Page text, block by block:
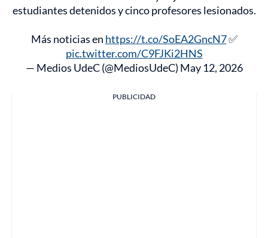
estudiantes detenidos y cinco profesores lesionados.
Más noticias en https://t.co/SoEA2GncN7✅
pic.twitter.com/C9FJKi2HNS
— Medios UdeC (@MediosUdeC) May 12, 2026
PUBLICIDAD